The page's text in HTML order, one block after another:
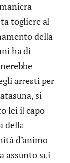
togliere al
della
ha di
arresti per
si
lei il capo
della
d’animo
assunto sui